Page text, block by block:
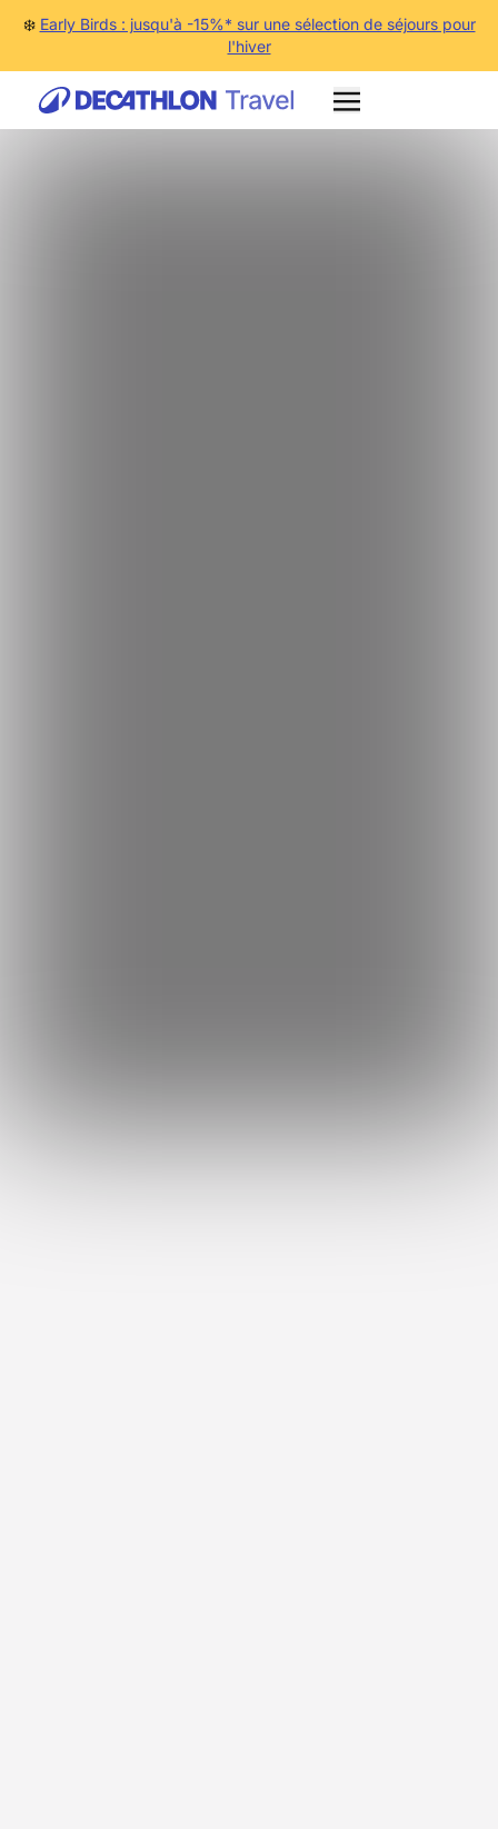
❄️ Early Birds : jusqu'à -15%* sur une sélection de séjours pour
l'hiver